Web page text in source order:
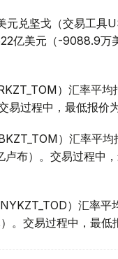
元兑坚戈（交易工具
亿美元（-9088.9
）汇率平
过程中，最低报价
）汇率平
布）。交易过程中
）汇率
。交易过程中，最低